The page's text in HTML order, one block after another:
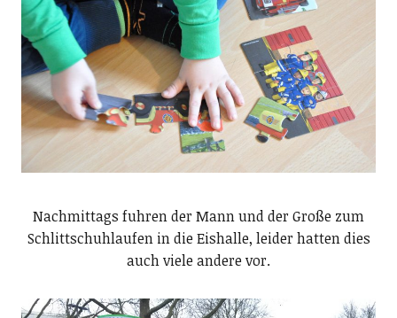
Nachmittags fuhren der Mann und der Große zum
Schlittschuhlaufen in die Eishalle, leider hatten dies
auch viele andere vor.